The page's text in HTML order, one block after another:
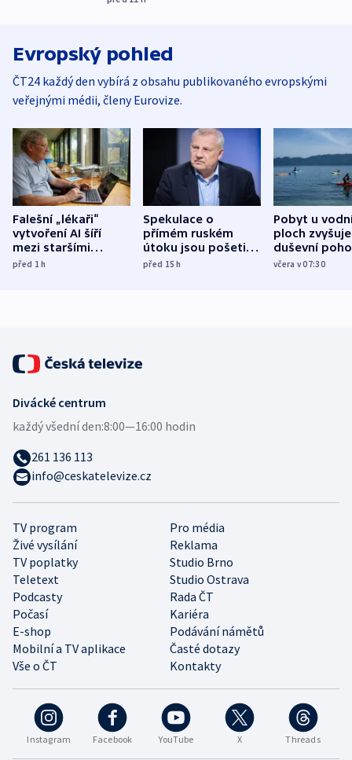
Evropský pohled
ČT24 každý den vybírá z obsahu publikovaného evropskými
veřejnými médii, členy Eurovize.
Falešní „lékaři“
vytvoření AI šíří
mezi staršími
Poláky nebezpečné
před 1h
Spekulace o
přímém ruském
útoku jsou pošetilé,
míní estonský
před 15h
Pobyt u
ploch zvyšuje
duševní
ukázala
včera v 07:30
Instagram Facebook YouTube X Threads
TV program
Pro média
Živé vysílání
Reklama
TV poplatky
Studio Brno
Teletext
Studio Ostrava
Podcasty
Rada ČT
Počasí
Kariéra
E-shop
Podávání námětů
Mobilní a TV aplikace
Časté dotazy
Vše o ČT
Kontakty
Divácké centrum
každý všední den:8:00—16:00 hodin
261 136 113
info@ceskatelevize.cz